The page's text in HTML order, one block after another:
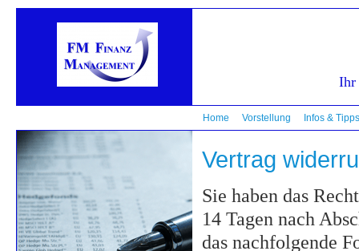
Ihr
Home Vorstellung Infos & Tipps
Vertrag
Sie haben das
14 Tagen nach
das nachfolgende